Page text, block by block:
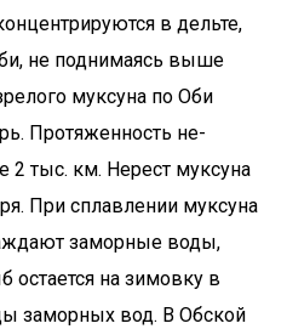
в дельте,
не поднимаясь выше
муксуна по Оби
Протяженность не-
тыс. км. Нерест муксуна
При сплавлении муксуна
заморные воды,
остается на зимовку в
заморных вод. В Обской